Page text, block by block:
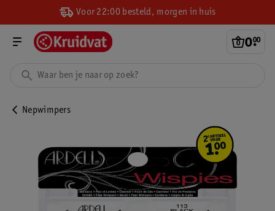
Voor 22:00 besteld, morgen in huis
0.
00
Nepwimpers